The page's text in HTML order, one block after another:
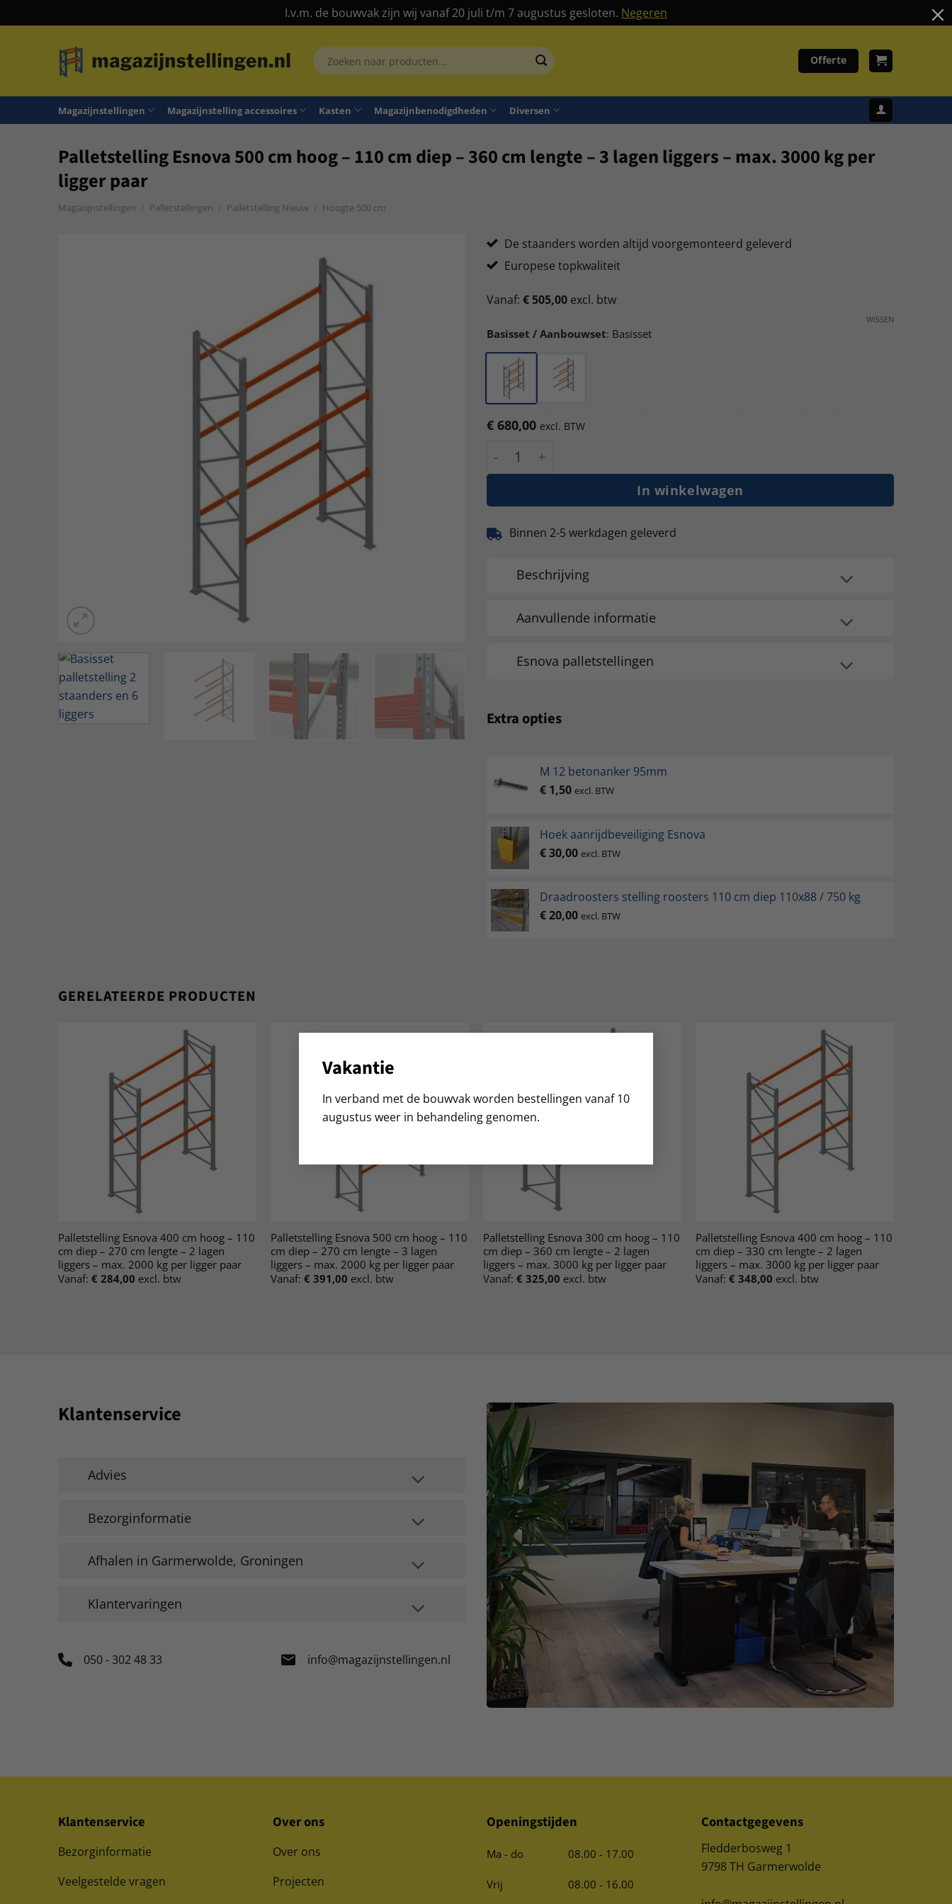
Vakantie
In verband met de bouwvak worden bestellingen vanaf 10
augustus weer in behandeling genomen.
I.v.m. de bouwvak zijn wij vanaf 20 juli t/m 7 augustus gesloten. Negeren
Zoeken
naar:
Offerte
Magazijnstellingen Magazijnstelling accessoires Kasten Magazijnbenodigdheden Diversen
Palletstelling Esnova 500 cm hoog – 110 cm diep – 360 cm lengte – 3 lagen liggers – max. 3000 kg per
ligger paar
Magazijnstellingen / Palletstellingen / Palletstelling Nieuw / Hoogte 500 cm
De staanders worden altijd voorgemonteerd geleverd
Europese topkwaliteit
Vanaf: € 505,00 excl. btw
Basisset / Aanbouwset: Basisset
WISSEN
€ 680,00 excl. BTW
Palletstelling Esnova 500 cm hoog - 110 cm diep - 360 cm lengte - 3 lagen
In winkelwagen
Binnen 2-5 werkdagen geleverd
Beschrijving
Aanvullende informatie
Esnova palletstellingen
Extra opties
M 12 betonanker 95mm
€ 1,50 excl. BTW
Hoek aanrijdbeveiliging Esnova
€30,00 excl. BTW
Draadroosters stelling roosters 110 cm diep 110x88 / 750 kg
€20,00 excl. BTW
GERELATEERDE PRODUCTEN
Palletstelling Esnova 400 cm hoog – 110
cm diep – 270 cm lengte – 2 lagen
liggers – max. 2000 kg per ligger paar
Vanaf: € 284,00 excl. btw
Palletstelling Esnova 500 cm hoog – 110
cm diep – 270 cm lengte – 3 lagen
liggers – max. 2000 kg per ligger paar
Vanaf: € 391,00 excl. btw
Palletstelling Esnova 300 cm hoog – 110
cm diep – 360 cm lengte – 2 lagen
liggers – max. 3000 kg per ligger paar
Vanaf: € 325,00 excl. btw
Palletstelling Esnova 400 cm hoog – 110
cm diep – 330 cm lengte – 2 lagen
liggers – max. 3000 kg per ligger paar
Vanaf: € 348,00 excl. btw
Klantenservice
Advies
Bezorginformatie
Afhalen in Garmerwolde, Groningen
Klantervaringen
050 - 302 48 33 info@magazijnstellingen.nl
Klantenservice
Bezorginformatie
Veelgestelde vragen
Over ons
Over ons
Projecten
Openingstijden
Ma - do 08.00 - 17.00
Vrij 08.00 - 16.00
Contactgegevens
Fledderbosweg 1
9798 TH Garmerwolde